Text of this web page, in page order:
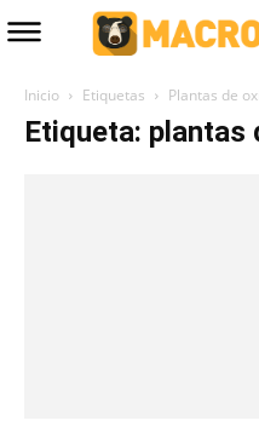
Inicio Etiquetas Plantas de
Etiqueta: plantas